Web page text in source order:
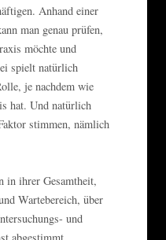
Anhand einer
man genau prüfen,
möchte und
spielt natürlich
je nachdem wie
hat. Und natürlich
stimmen, nämlich
in ihrer Gesamtheit,
Wartebereich, über
und